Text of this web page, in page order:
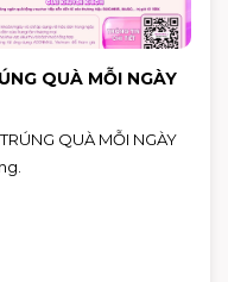
QUÀ MỖI NGÀY
QUÀ MỖI NGÀY